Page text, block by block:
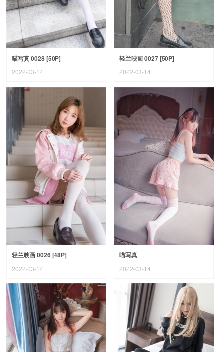
喵写真 0028 [50P]
2022-03-14
轻兰映画 0027 [50P]
2022-03-14
轻兰映画 0026 [48P]
2022-03-14
喵写真
2022-03-14